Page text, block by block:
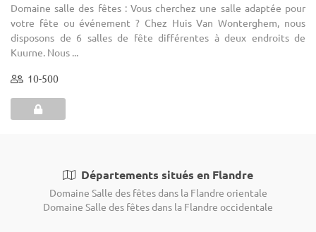
Domaine salle des fêtes : Vous cherchez une salle adaptée pour
votre fête ou événement ? Chez Huis Van Wonterghem, nous
disposons de 6 salles de fête différentes à deux endroits de
Kuurne. Nous ...
10-500
Départements situés en Flandre
Domaine Salle des fêtes dans la Flandre orientale
Domaine Salle des fêtes dans la Flandre occidentale